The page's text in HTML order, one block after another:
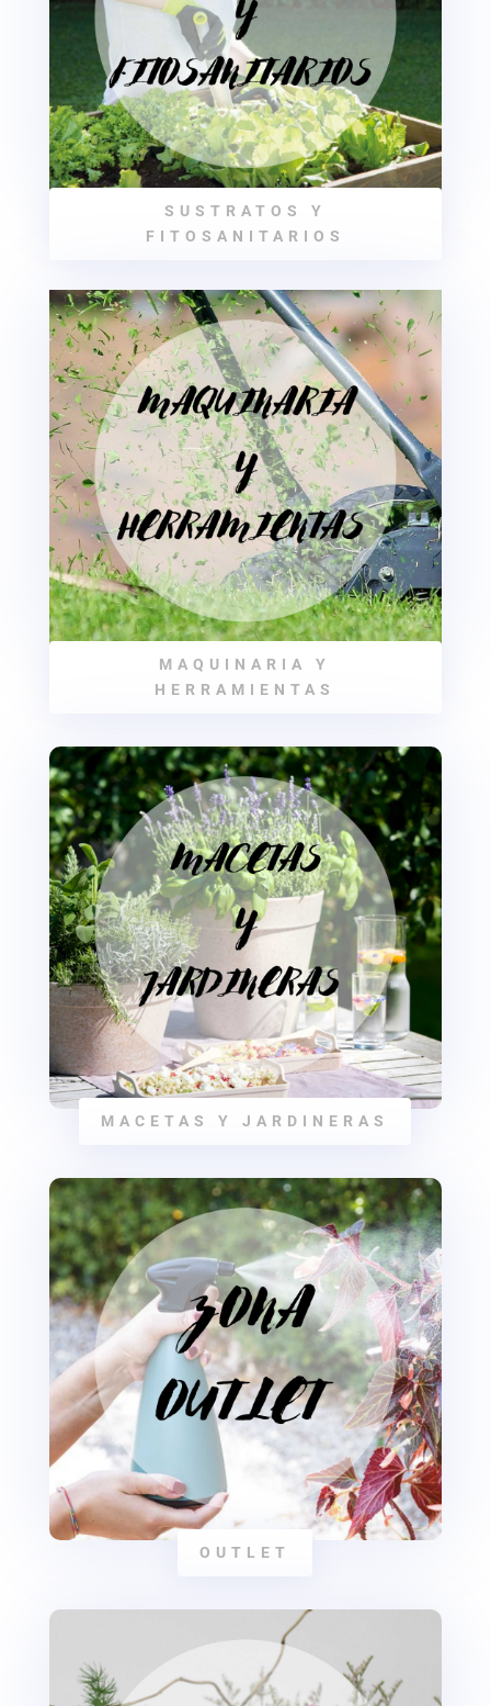
SUSTRATOS Y
FITOSANITARIOS
MAQUINARIA Y
HERRAMIENTAS
MACETAS Y JARDINERAS
OUTLET